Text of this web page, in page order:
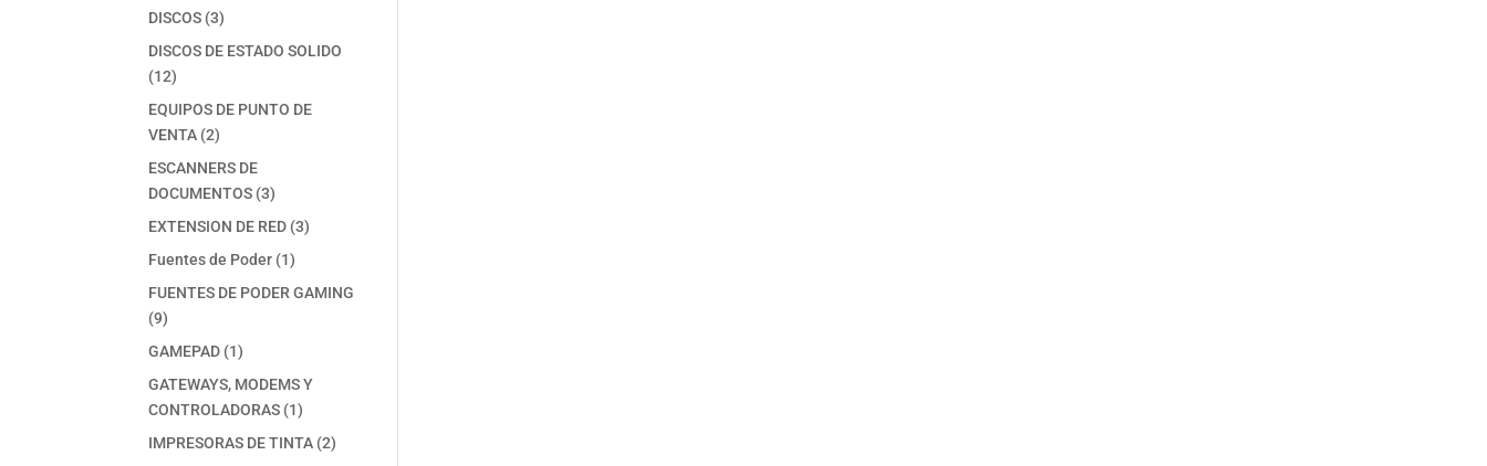
DISCOS 33
productos
DISCOS DE ESTADO SOLIDO
1212
productos
EQUIPOS DE PUNTO DE
VENTA 22
productos
ESCANNERS DE
DOCUMENTOS 33
productos
EXTENSION DE RED 33
Fuentes de Poder 11
producto
FUENTES DE PODER GAMING
99
productos
GAMEPAD 11
producto
GATEWAYS, MODEMS Y
CONTROLADORAS 11
producto
IMPRESORAS DE TINTA 22